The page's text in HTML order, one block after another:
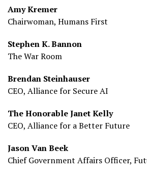
Amy Kremer
Chairwoman, Humans First
Stephen K. Bannon
The War Room
Brendan Steinhauser
CEO, Alliance for Secure AI
The Honorable Janet Kelly
CEO, Alliance for a Better Future
Jason Van Beek
Chief Government Affairs Officer,